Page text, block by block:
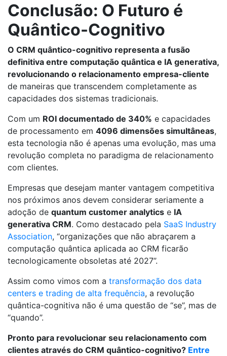
Conclusão: O Futuro é
Quântico-Cognitivo
O CRM quântico-cognitivo representa a fusão
definitiva entre computação quântica e IA generativa,
revolucionando o relacionamento empresa-cliente
de maneiras que transcendem completamente as
capacidades dos sistemas tradicionais.
Com um ROI documentado de 340% e capacidades
de processamento em 4096 dimensões simultâneas,
esta tecnologia não é apenas uma evolução, mas uma
revolução completa no paradigma de relacionamento
com clientes.
Empresas que desejam manter vantagem competitiva
nos próximos anos devem considerar seriamente a
adoção de quantum customer analytics e IA
generativa CRM. Como destacado pela SaaS Industry
Association, “organizações que não abraçarem a
computação quântica aplicada ao CRM ficarão
tecnologicamente obsoletas até 2027”.
Assim como vimos com a transformação dos data
centers e trading de alta frequência, a revolução
quântica-cognitiva não é uma questão de “se”, mas de
“quando”.
Pronto para revolucionar seu relacionamento com
clientes através do CRM quântico-cognitivo? Entre